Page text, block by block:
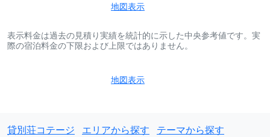
地図表示
表示料金は過去の見積り実績を統計的に示した中央参考値です。実
際の宿泊料金の下限および上限ではありません。
地図表示
貸別荘コテージ エリアから探す
テーマから探す